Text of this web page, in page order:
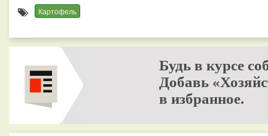
Картофель
Будь в курсе
Добавь
в избранное.